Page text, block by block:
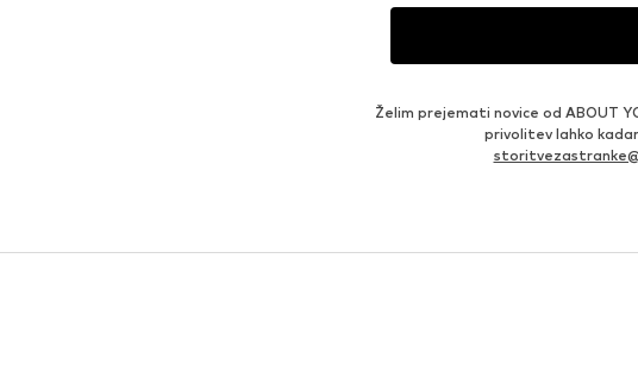
Želim prejemati novice od ABOUT
privolitev lahko